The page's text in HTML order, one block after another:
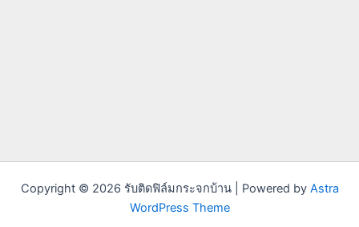
Copyright © 2026 รับติดฟิล์มกระจกบ้าน | Powered by Astra
WordPress Theme